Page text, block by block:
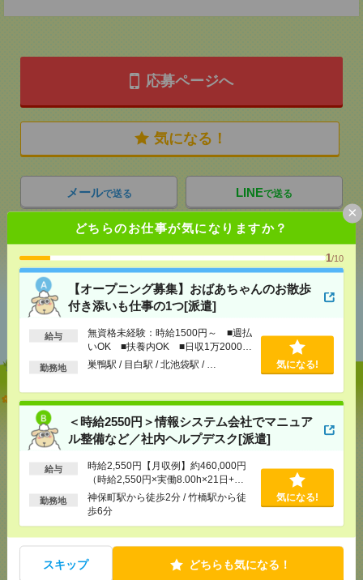
どちらのお仕事が気になりますか？
1/10
【オープニング募集】おばあちゃんのお散歩
付き添いも仕事の1つ[派遣]
給与
無資格未経験：時給1500円～ ■週払
いOK ■扶養内OK ■日収1万2000円
以上
勤務地 巣鴨駅 / 目白駅 / 北池袋駅 / … 気になる!
＜時給2550円＞情報システム会社でマニュア
ル整備など／社内ヘルプデスク[派遣]
給与
時給2,550円【月収例】約460,000円
（時給2,550円×実働8.00h×21日+残
業10h）+交通費
勤務地
神保町駅から徒歩2分 / 竹橋駅から徒
歩6分
気になる!
スキップ どちらも気になる！
×
応募ページへ
気になる！
メールで送る LINEで送る
シェア ツイート ブックマーク
あなたの閲覧履歴からの
おすすめ
【オープニング募集】おばあちゃんのお散歩付き添
いも仕事の1つ[派遣]
[給 与] 無資格未経験：時給1500円～ ■週払い
[交通費]交通費全額支給
気になる！
＜時給2550円＞情報システム会社でマニュアル整備
など／社内ヘルプデスク[派遣]